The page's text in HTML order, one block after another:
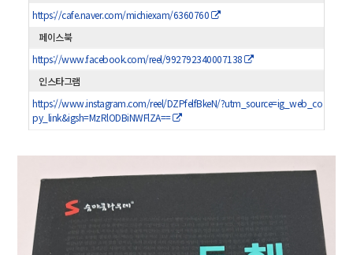
https://cafe.naver.com/michiexam/6360760
페이스북
https://www.facebook.com/reel/992792340007138
인스타그램
https://www.instagram.com/reel/DZPfelfBkeN/?utm_source=ig_web_co
py_link&igsh=MzRlODBiNWFlZA==